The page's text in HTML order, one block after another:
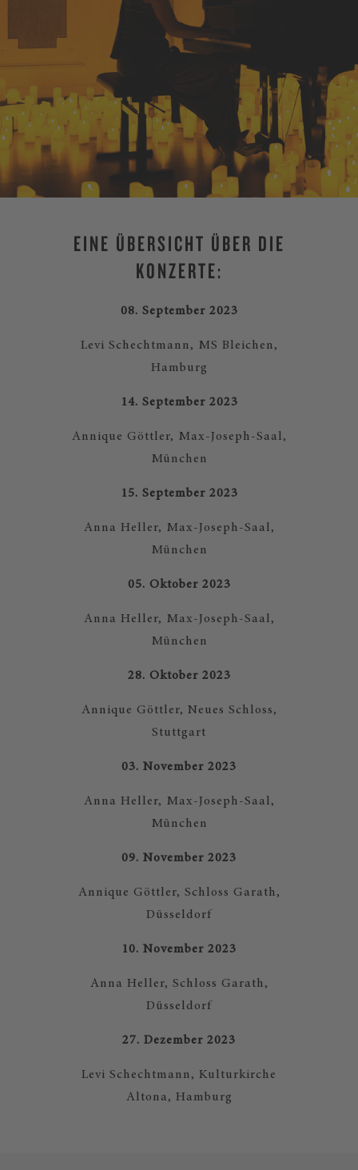
EINE ÜBERSICHT ÜBER DIE
KONZERTE:
08. September 2023
Levi Schechtmann, MS Bleichen,
Hamburg
14. September 2023
Annique Göttler, Max-Joseph-Saal,
München
15. September 2023
Anna Heller, Max-Joseph-Saal,
München
05. Oktober 2023
Anna Heller, Max-Joseph-Saal,
München
28. Oktober 2023
Annique Göttler, Neues Schloss,
Stuttgart
03. November 2023
Anna Heller, Max-Joseph-Saal,
München
09. November 2023
Annique Göttler, Schloss Garath,
Düsseldorf
10. November 2023
Anna Heller, Schloss Garath,
Düsseldorf
27. Dezember 2023
Levi Schechtmann, Kulturkirche
Altona, Hamburg